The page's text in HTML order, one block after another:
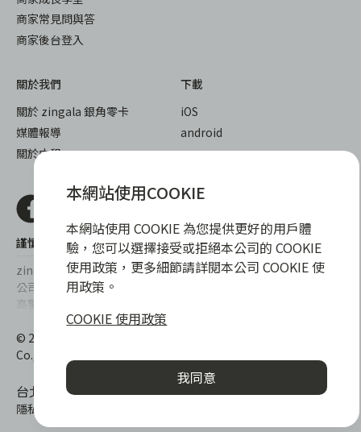
商家常見問與答
商家後台登入
關於我們
關於 zingala 銀角零卡
媒體報導
關於中租
下載
iOS
android
謹慎衡量自身財務狀況，理性理財最安心
zingala銀角零卡/仲信資融沒有代辦公司及代辦業務，也未與代辦
公司合作，更不會要求您提供實體銀行提款卡或實體信用卡，請提
高警覺，勿受騙上當！
提醒您，消費前請審慎評估財務狀況，理性理財最安心。總費用年
百分率區間為0%~15.9%，實際費用率，仍以各合作商家提供之商
品或服務為準，且每一案件實際之年百分率仍視其個別產品及分期
往來條件而有所不同，總費用年百分率不等於分期費用率。
© 2022 仲信資融股份有限公司 Chailease Consumer Finance
Co., Ltd. All Rights Reserved.
台北市內湖區內湖路一段392號6F
隱私權保護政策
本網站使用COOKIE
本網站使用 COOKIE 為您提供更好的用戶體
驗，您可以選擇接受或拒絕本公司的 COOKIE
使用政策，更多細節請詳閱本公司 COOKIE 使
用政策。
COOKIE 使用政策
我同意